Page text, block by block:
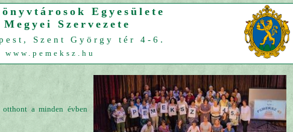
Egyesülete
Megyei Szervezete
Szent György tér 4-6.
www.pemeksz.hu
a minden évben